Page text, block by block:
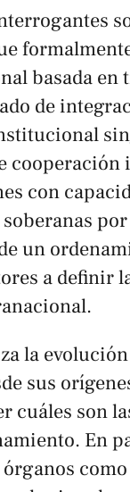
basada en
de
con
un
a definir
la
sus
cuáles son
En